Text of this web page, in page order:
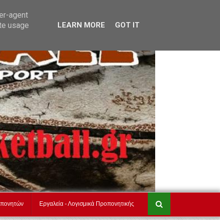
akadimiesbasket.gr
Εργαλεία - Λογισμικά Προπονητικής
agent
usage
LEARN MORE GOT IT